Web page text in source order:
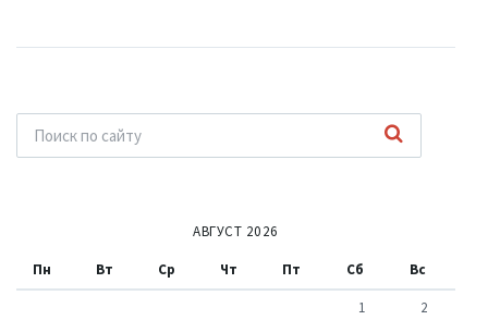
АВГУСТ 2026
Пн Вт Ср Чт Пт Сб Вс
1
2